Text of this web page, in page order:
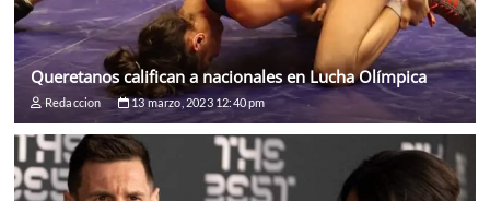
Queretanos califican a nacionales en Lucha Olímpica
Redaccion 13 marzo, 2023 12:40 pm